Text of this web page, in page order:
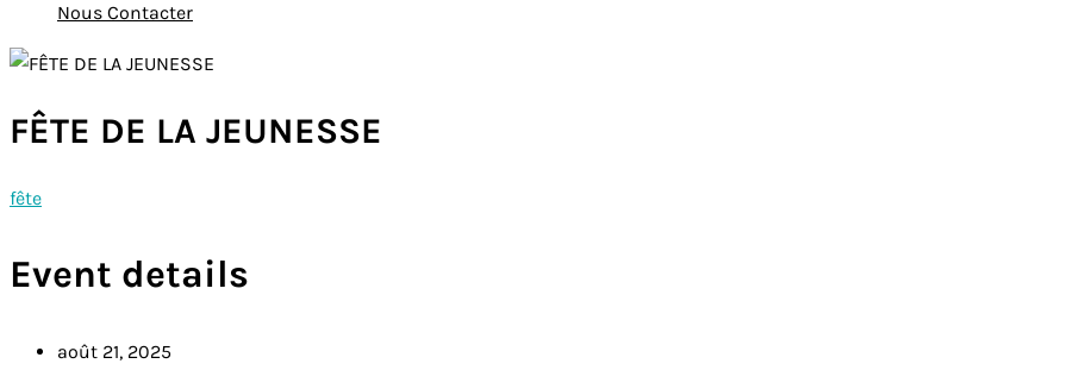
Nous Contacter
FÊTE DE LA JEUNESSE
fête
Event details
août 21, 2025